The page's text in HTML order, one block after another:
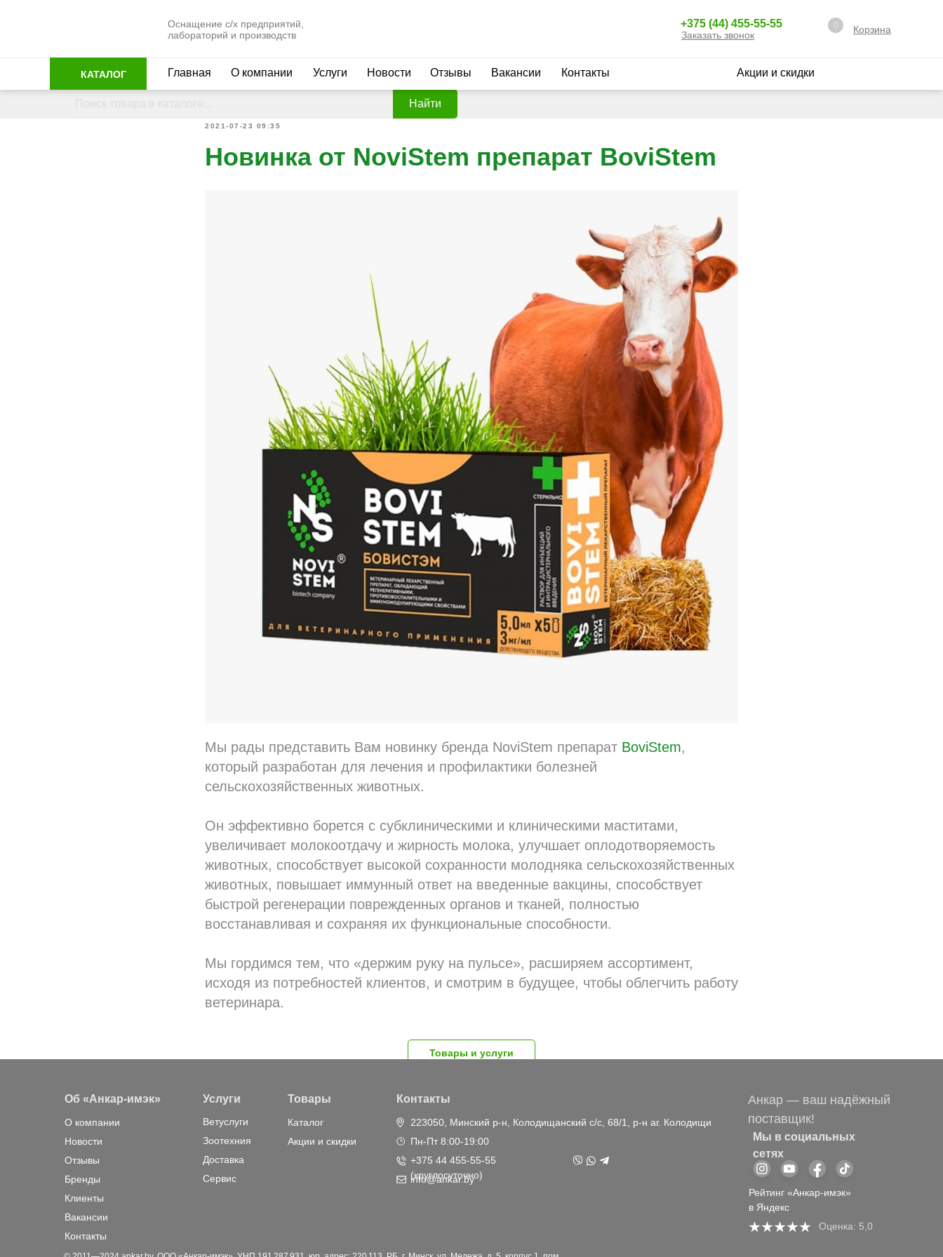
Оснащение с/х предприятий,
лабораторий и производств
+375 (44) 455-55-55
Заказать звонок
КАТАЛОГ Акции и скидки
Главная О компании Услуги Новости Отзывы Вакансии Контакты
Корзина
0
Найти
2021-07-23 09:35
Новинка от NoviStem препарат BoviStem
Мы рады представить Вам новинку бренда NoviStem препарат BoviStem,
который разработан для лечения и профилактики болезней
сельскохозяйственных животных.
Он эффективно борется с субклиническими и клиническими маститами,
увеличивает молокоотдачу и жирность молока, улучшает оплодотворяемость
животных, способствует высокой сохранности молодняка сельскохозяйственных
животных, повышает иммунный ответ на введенные вакцины, способствует
быстрой регенерации поврежденных органов и тканей, полностью
восстанавливая и сохраняя их функциональные способности.
Мы гордимся тем, что «держим руку на пульсе», расширяем ассортимент,
исходя из потребностей клиентов, и смотрим в будущее, чтобы облегчить работу
ветеринара.
Товары и услуги
Об «Анкар-имэк»
О компании
Новости
Отзывы
Бренды
Клиенты
Вакансии
Контакты
Услуги
Ветуслуги
Доставка
Сервис
Зоотехния
Товары
Каталог
Акции и скидки
Контакты
223050, Минский р-н, Колодищанский с/с, 68/1, р-н аг. Колодищи
Пн-Пт 8:00-19:00
+375 44 455-55-55
(круглосуточно)
info@ankar.by
Анкар — ваш надёжный
поставщик!
Мы в социальных
сетях
Рейтинг «Анкар-имэк»
в Яндекс
Оценка: 5,0